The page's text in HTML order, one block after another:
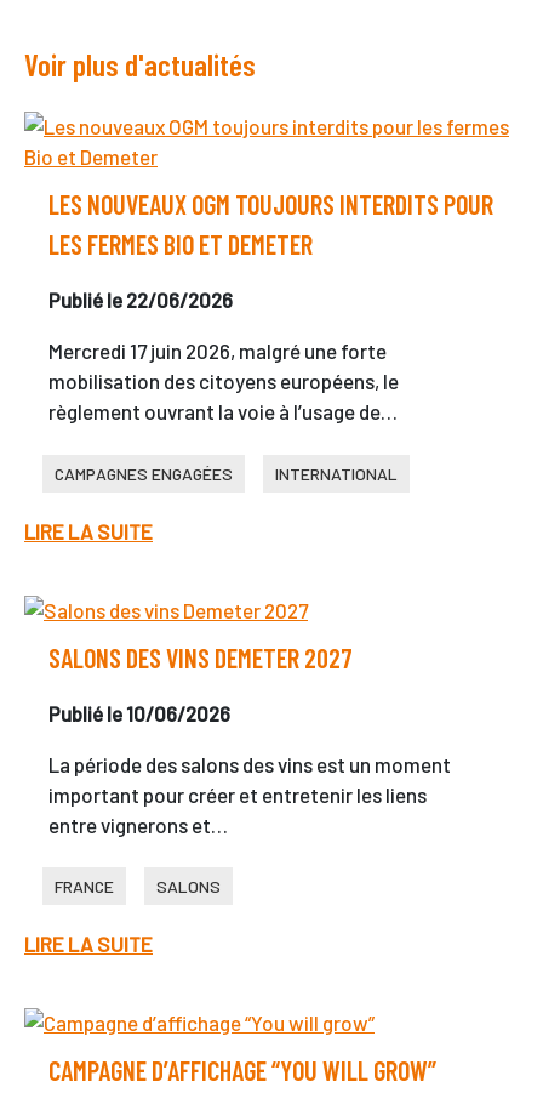
Voir plus d'actualités
LES NOUVEAUX OGM TOUJOURS INTERDITS POUR
LES FERMES BIO ET DEMETER
Publié le 22/06/2026
Mercredi 17 juin 2026, malgré une forte
mobilisation des citoyens européens, le
règlement ouvrant la voie à l’usage de…
CAMPAGNES ENGAGÉES INTERNATIONAL
LIRE LA SUITE
SALONS DES VINS DEMETER 2027
Publié le 10/06/2026
La période des salons des vins est un moment
important pour créer et entretenir les liens
entre vignerons et…
FRANCE SALONS
LIRE LA SUITE
CAMPAGNE D’AFFICHAGE “YOU WILL GROW”